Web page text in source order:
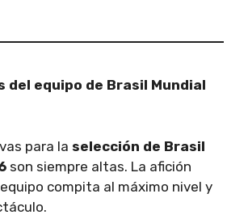
del equipo de Brasil Mundial
para la selección de Brasil
son siempre altas. La afición
compita al máximo nivel y